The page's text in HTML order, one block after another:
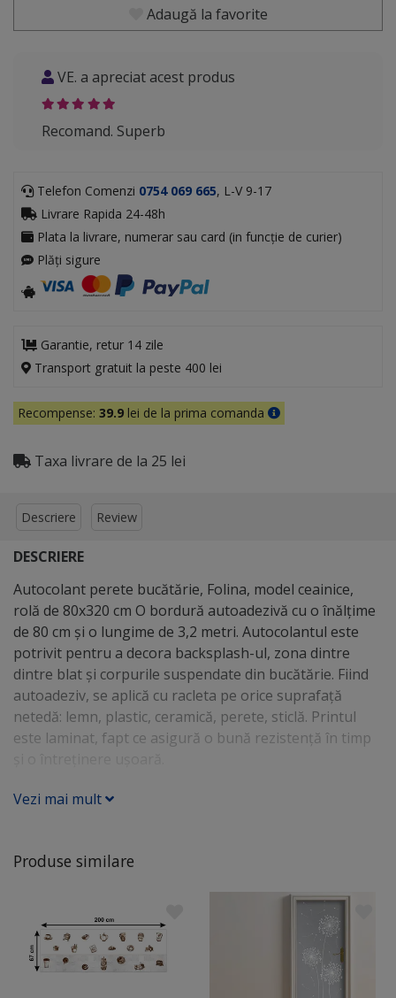
Adaugă la favorite
VE. a apreciat acest produs
Recomand. Superb
Telefon Comenzi 0754 069 665, L-V 9-17
Livrare Rapida 24-48h
Plata la livrare, numerar sau card (in funcție de curier)
Plăți sigure
Garantie, retur 14 zile
Transport gratuit la peste 400 lei
Recompense: 39.9 lei de la prima comanda
Taxa livrare de la 25 lei
Descriere Review
DESCRIERE
Autocolant perete bucătărie, Folina, model ceainice,
rolă de 80x320 cm O bordură autoadezivă cu o înălţime
de 80 cm şi o lungime de 3,2 metri. Autocolantul este
potrivit pentru a decora backsplash-ul, zona dintre
dintre blat şi corpurile suspendate din bucătărie. Fiind
autoadeziv, se aplică cu racleta pe orice suprafaţă
netedă: lemn, plastic, ceramică, perete, sticlă. Printul
este laminat, fapt ce asigură o bună rezistenţă în timp
Vezi mai mult
Produse similare